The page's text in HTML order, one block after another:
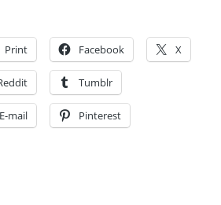
Print Facebook X
Tumblr
E-mail Pinterest